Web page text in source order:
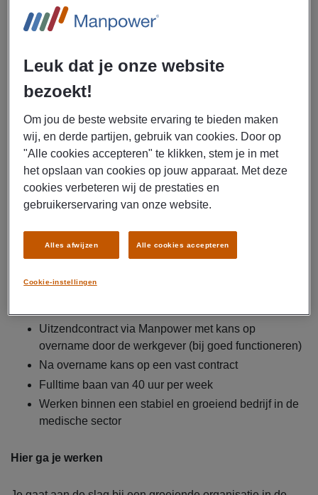
overwerktoeslag en uitzicht op overname door de
werkgever. Interesse? Solliciteer dan snel.
Uitzendbureau Manpower is op zoek naar een inpakker
voor een werkgever op Maastricht Airport.
Inpakken van bestellingen volgens instructies
Labelen van pakketten en klaarmaken van orders
voor verzending
Controleren van producten en verpakkingen
Zorgvuldig en tijdig verwerken van orders
Dit krijg je
Brutosalaris van € 14,99 per uur
Reiskostenvergoeding van € 0,23 per kilometer
Uitzendcontract via Manpower met kans op
overname door de werkgever (bij goed functioneren)
Na overname kans op een vast contract
Fulltime baan van 40 uur per week
Werken binnen een stabiel en groeiend bedrijf in de
medische sector
Hier ga je werken
Leuk dat je onze website
bezoekt!
Om jou de beste website ervaring te bieden maken
wij, en derde partijen, gebruik van cookies. Door op
"Alle cookies accepteren" te klikken, stem je in met
het opslaan van cookies op jouw apparaat. Met deze
cookies verbeteren wij de prestaties en
gebruikerservaring van onze website.
Cookie-instellingen
Alles afwijzen Alle cookies accepteren